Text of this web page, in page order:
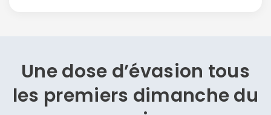
Une dose d’évasion tous
les premiers dimanche du